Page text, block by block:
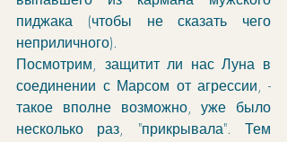
пиджака (чтобы не сказать чего
неприличного).
Посмотрим, защитит ли нас Луна в
соединении с Марсом от агрессии, -
такое вполне возможно, уже было
несколько раз, "прикрывала". Тем